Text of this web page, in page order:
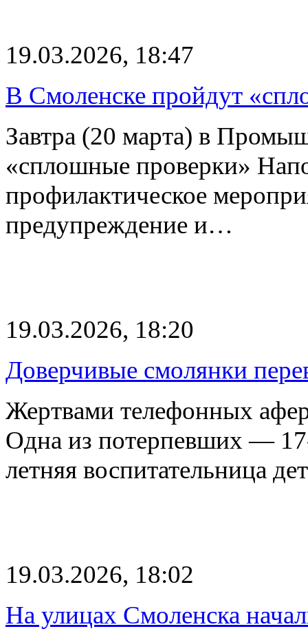
19.03.2026, 18:47
В Смоленске пройдут
Завтра (20 марта) в
«сплошные проверки»
профилактическое
предупреждение и…
19.03.2026, 18:20
Доверчивые смолянки
Жертвами телефонных
Одна из потерпевших —
летняя воспитательница
19.03.2026, 18:02
На улицах Смоленска